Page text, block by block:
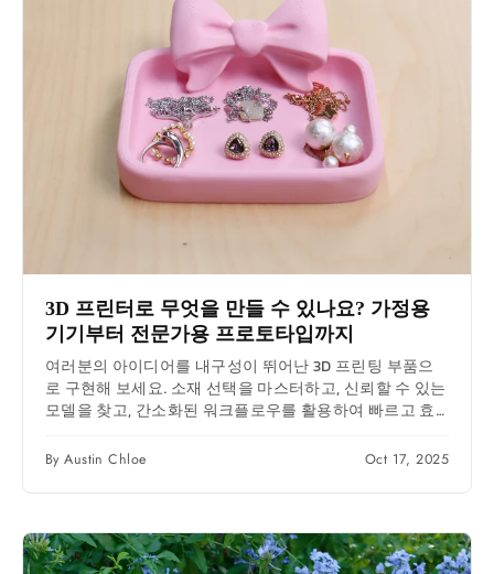
3D 프린터로 무엇을 만들 수 있나요? 가정용
기기부터 전문가용 프로토타입까지
여러분의 아이디어를 내구성이 뛰어난 3D 프린팅 부품으
로 구현해 보세요. 소재 선택을 마스터하고, 신뢰할 수 있는
모델을 찾고, 간소화된 워크플로우를 활용하여 빠르고 효
By Austin Chloe Oct 17, 2025